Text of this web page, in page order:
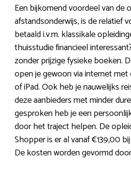
Een bijkomend voordeel van de
afstandsonderwijs, is de relatief
betaald i.v.m. klassikale
thuisstudie financieel
zonder prijzige fysieke boeken.
open je gewoon via internet
of iPad. Ook heb je nauwelijks
deze aanbieders met minder
gesproken heb je een
door het traject helpen. De
Shopper is er al vanaf €139,00
De kosten worden gevormd